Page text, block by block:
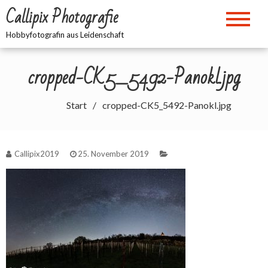
Zum
Inhalt
springen
Callipix Photografie
Hobbyfotografin aus Leidenschaft
cropped-CK5_5492-Panokl.jpg
Start cropped-CK5_5492-Panokl.jpg
Callipix2019 25. November 2019